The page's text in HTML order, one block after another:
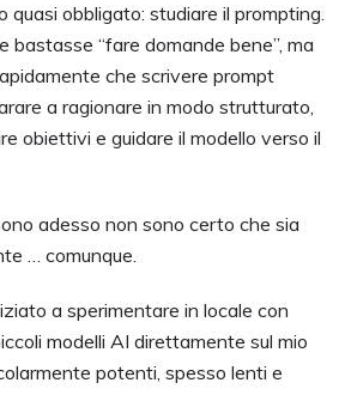
quasi obbligato: studiare il prompting.
bastasse “fare domande bene”, ma
che scrivere prompt
a ragionare in modo strutturato,
obiettivi e guidare il modello verso il
adesso non sono certo che sia
… comunque.
a sperimentare in locale con
modelli AI direttamente sul mio
potenti, spesso lenti e